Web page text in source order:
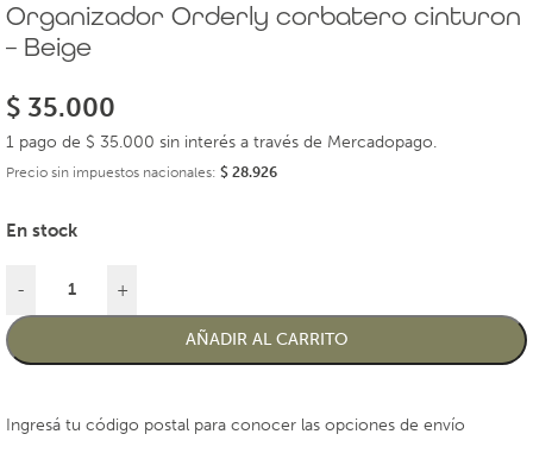
Organizador Orderly corbatero cinturon
– Beige
$ 35.000
1 pago de $ 35.000 sin interés a través de Mercadopago.
Precio sin impuestos nacionales: $ 28.926
En stock
- +
AÑADIR AL CARRITO
Ingresá tu código postal para conocer las opciones de envío